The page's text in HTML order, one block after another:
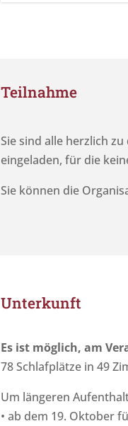
Teilnahme
Sie sind alle herzlich
eingeladen, für die
Sie können die
Unterkunft
Es ist möglich, am
78 Schlafplätze in 49
Um längeren
•⁠ ⁠ab dem 19. Oktober